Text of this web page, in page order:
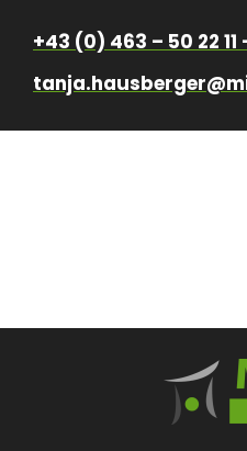
+43 (0) 463 – 50 22 11